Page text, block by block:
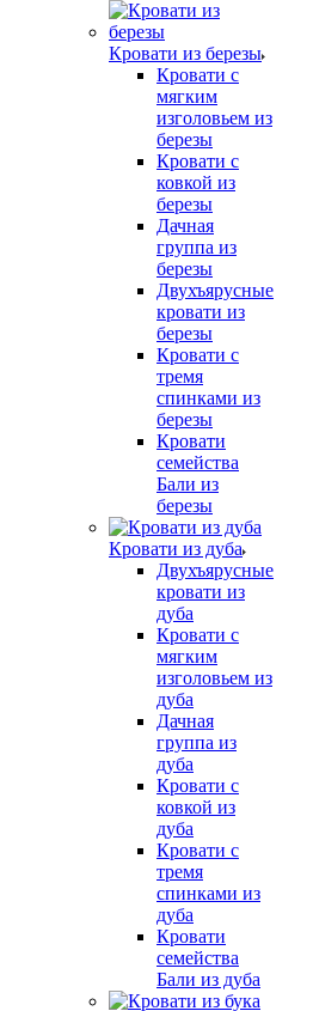
Кровати из березы
Кровати с
мягким
изголовьем из
березы
Кровати с
ковкой из
березы
Дачная
группа из
березы
Двухъярусные
кровати из
березы
Кровати с
тремя
спинками из
березы
Кровати
семейства
Бали из
березы
Кровати из дуба
Двухъярусные
кровати из
дуба
Кровати с
мягким
изголовьем из
дуба
Дачная
группа из
дуба
Кровати с
ковкой из
дуба
Кровати с
тремя
спинками из
дуба
Кровати
семейства
Бали из дуба